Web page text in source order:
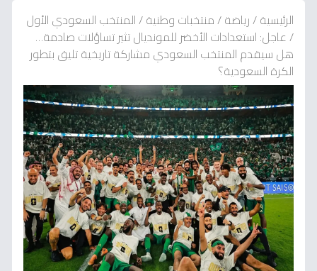
الرئيسية/رياضة/منتخبات وطنية/المنتخب السعودي الأول
/عاجل: استعدادات الأخضر للمونديال تثير تساؤلات صادمة…
هل سيقدم المنتخب السعودي مشاركة تاريخية تليق بتطور
الكرة السعودية؟